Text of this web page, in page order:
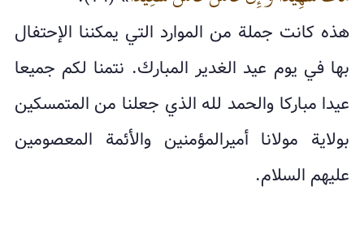
هذه كانت جملة من الموارد التي يمكننا الإحتفال
بها في يوم عيد الغدير المبارك. نتمنا لكم جميعا
عيدا مباركا والحمد لله الذي جعلنا من المتمسكين
بولاية مولانا أميرالمؤمنين والأئمة المعصومين
عليهم السلام.